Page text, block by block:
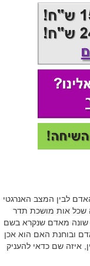
לבין המצב האנרגטי
שכל אות מושכת תדר
שונה מאדם שנקרא בשם
ובוחנת האם הוא אכן
איזה שם כדאי להעניק